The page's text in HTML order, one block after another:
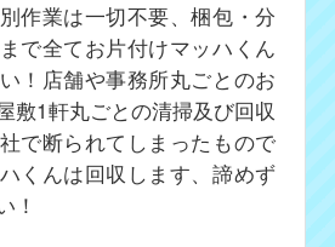
作業は一切不要、梱包・分
で全てお片付けマッハくん
！店舗や事務所丸ごとのお
敷1軒丸ごとの清掃及び回収
で断られてしまったもので
くんは回収します、諦めず
！